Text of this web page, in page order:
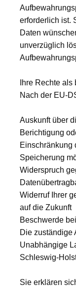
erforderlich ist.
Daten
unverzüglich
Ihre Rechte
Nach der EU-
Auskunft über
Berichtigung
Einschränkung
Speicherung
Widerspruch
Widerruf Ihrer
auf die Zukunft
Beschwerde
Die zuständige
Unabhängige
Schleswig-
Sie erklären